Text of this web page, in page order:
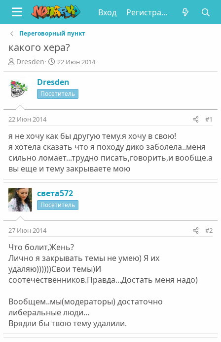
Вход Регистрация
Переговорный пункт
какого хера?
А
в
т
о
р
т
е
ы
Dresden
Д
а
т
а
н
а
л
а
22 Июн 2014
Dresden
Посетитель
22 Июн 2014 #1
я не хочу как бы другую тему.я хочу в свою!
я хотела сказать что я походу дико заболела..меня
сильно ломает...трудно писать,говорить,и вообще.а
вы еще и тему закрываете мою
света572
Посетитель
27 Июн 2014 #2
Что болит,Жень?
Лично я закрывать темы не умею) Я их
удаляю))))))Свои темы)И
соотечественников.Правда...Достать меня надо)
Вообщем..мы(модераторы) достаточно
либеральные люди...
Врядли бы твою тему удалили.